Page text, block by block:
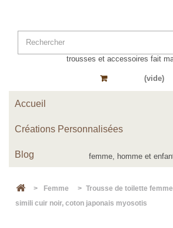
(vide)
Accueil
Créations Personnalisées
Blog
> Femme > Trousse de toilette femme
simili cuir noir, coton japonais myosotis